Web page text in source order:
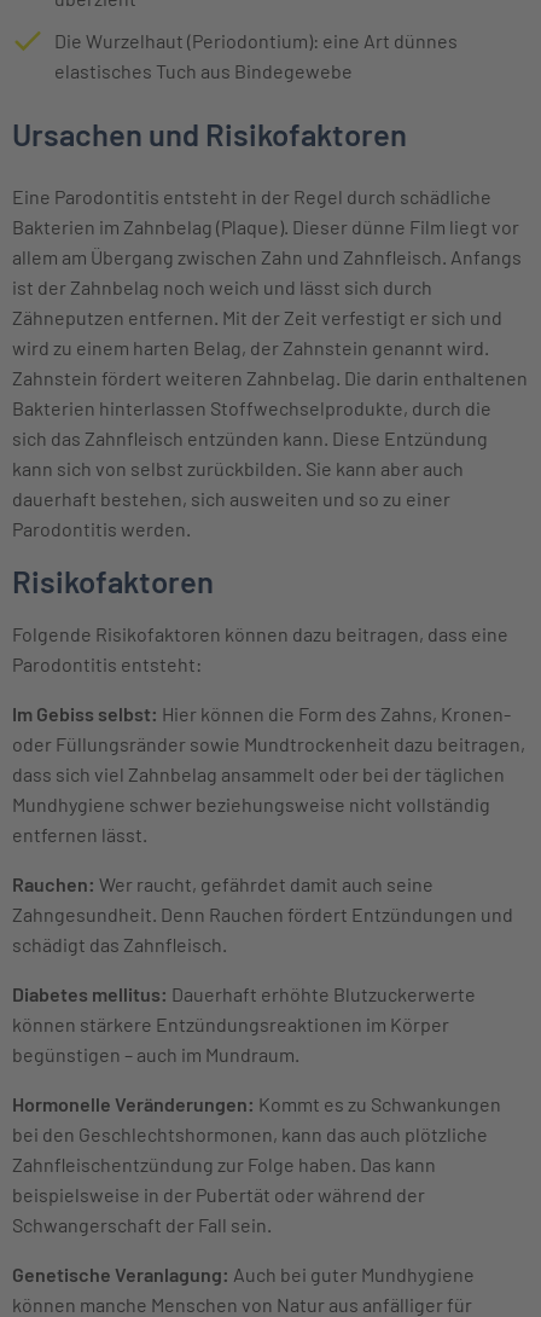
Die Wurzelhaut (Periodontium): eine Art dünnes
elastisches Tuch aus Bindegewebe
Ursachen und Risikofaktoren
Eine Parodontitis entsteht in der Regel durch schädliche
Bakterien im Zahnbelag (Plaque). Dieser dünne Film liegt vor
allem am Übergang zwischen Zahn und Zahnfleisch. Anfangs
ist der Zahnbelag noch weich und lässt sich durch
Zähneputzen entfernen. Mit der Zeit verfestigt er sich und
wird zu einem harten Belag, der Zahnstein genannt wird.
Zahnstein fördert weiteren Zahnbelag. Die darin enthaltenen
Bakterien hinterlassen Stoffwechselprodukte, durch die
sich das Zahnfleisch entzünden kann. Diese Entzündung
kann sich von selbst zurückbilden. Sie kann aber auch
dauerhaft bestehen, sich ausweiten und so zu einer
Parodontitis werden.
Risikofaktoren
Folgende Risikofaktoren können dazu beitragen, dass eine
Parodontitis entsteht:
Im Gebiss selbst: Hier können die Form des Zahns, Kronen-
oder Füllungsränder sowie Mundtrockenheit dazu beitragen,
dass sich viel Zahnbelag ansammelt oder bei der täglichen
Mundhygiene schwer beziehungsweise nicht vollständig
entfernen lässt.
Rauchen: Wer raucht, gefährdet damit auch seine
Zahngesundheit. Denn Rauchen fördert Entzündungen und
schädigt das Zahnfleisch.
Diabetes mellitus: Dauerhaft erhöhte Blutzuckerwerte
können stärkere Entzündungsreaktionen im Körper
begünstigen – auch im Mundraum.
Hormonelle Veränderungen: Kommt es zu Schwankungen
bei den Geschlechtshormonen, kann das auch plötzliche
Zahnfleischentzündung zur Folge haben. Das kann
beispielsweise in der Pubertät oder während der
Schwangerschaft der Fall sein.
Genetische Veranlagung: Auch bei guter Mundhygiene
können manche Menschen von Natur aus anfälliger für